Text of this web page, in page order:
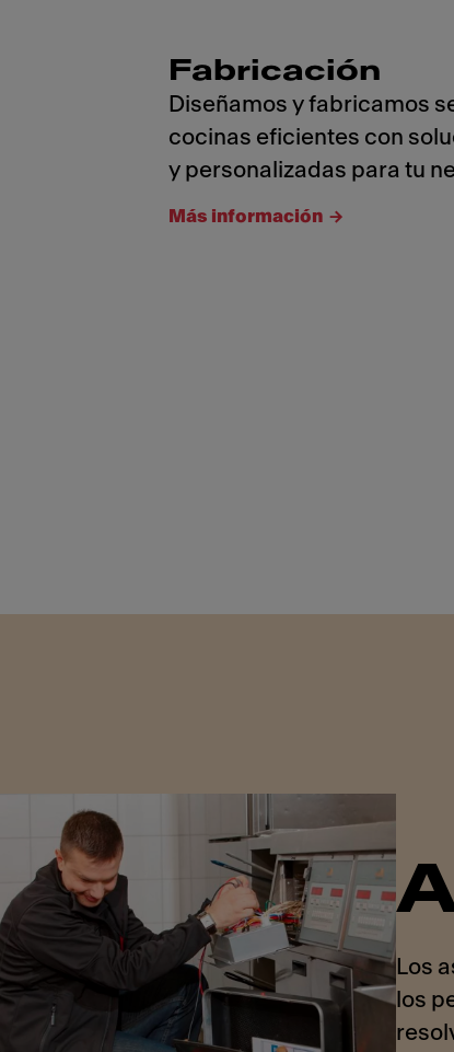
Fabricación
Diseñamos y fabricamos
cocinas eficientes con
y personalizadas para tu
Más información
Los
los